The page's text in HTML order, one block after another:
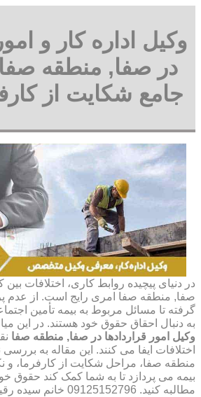
وکیل اداره کار و
در صفا, منطقه
جامع شکایت از
در دنیای پیچیده روابط کاری، اختلافات بین
صفا, منطقه صفا امری رایج است. از عدم
گرفته تا مسائل مربوط به بیمه تأمین
به دنبال احقاق حقوق خود هستند. در این
وکیل امور قراردادها در صفا, منطقه صفا
اختلافات ایفا می کنند. این مقاله به
منطقه صفا، مراحل شکایت از کارفرما،
بیمه می پردازد تا به شما کمک کند حقوق
مطالبه کنید. 09125152796 خانم سیده رقیه موسوی